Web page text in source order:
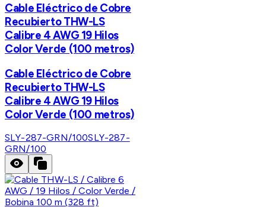
Cable Eléctrico de Cobre
Recubierto THW-LS
Calibre 4 AWG 19 Hilos
Color Verde (100 metros)
Cable Eléctrico de Cobre
Recubierto THW-LS
Calibre 4 AWG 19 Hilos
Color Verde (100 metros)
SLY-287-GRN/100SLY-287-
GRN/100